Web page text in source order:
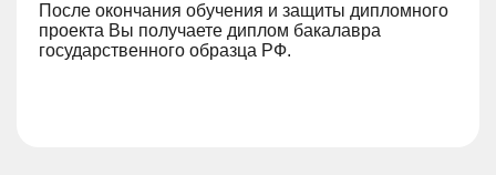
После окончания обучения и защиты дипломного
проекта Вы получаете диплом бакалавра
государственного образца РФ.